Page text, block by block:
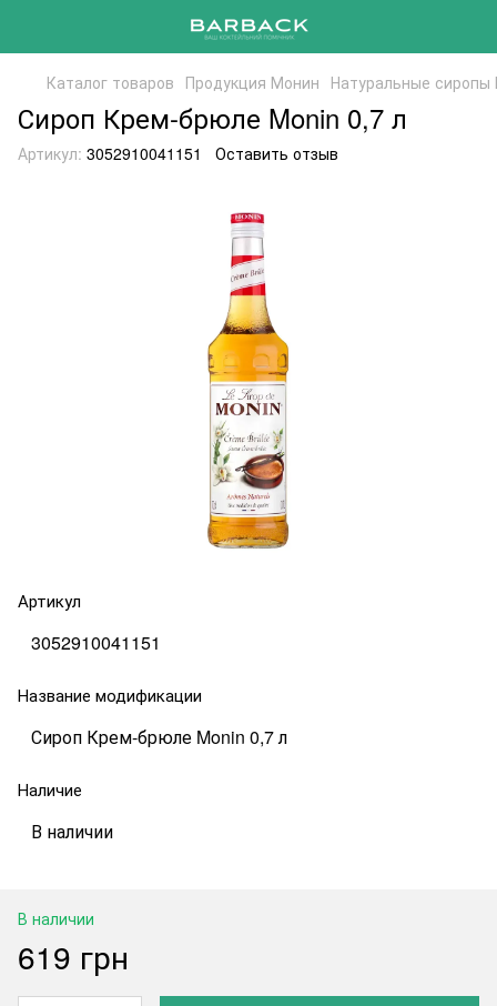
Каталог товаров Продукция Монин Натуральные
Сироп Крем-брюле Monin 0,7 л
Артикул: 3052910041151 Оставить отзыв
Артикул
3052910041151
Название модификации
Сироп Крем-брюле Monin 0,7 л
Наличие
В наличии
В наличии
619 грн